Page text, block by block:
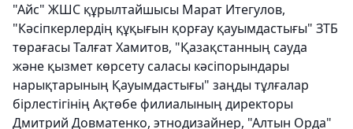
"Айс" ЖШС құрылтайшысы Марат Итегулов,
"Кәсіпкерлердің құқығын қорғау қауымдастығы" ЗТБ
төрағасы Талғат Хамитов, "Қазақстанның сауда
және қызмет көрсету саласы кәсіпорындары
нарықтарының Қауымдастығы" заңды тұлғалар
бірлестігінің Ақтөбе филиалының директоры
Дмитрий Довматенко, этнодизайнер, "Алтын Орда"